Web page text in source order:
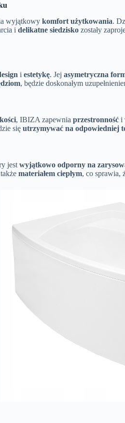
wyjątkowy komfort użytkowania.
i delikatne siedzisko zostały
i estetykę. Jej asymetryczna
, będzie doskonałym
, IBIZA zapewnia przestronność i
się utrzymywać na odpowiedniej
jest wyjątkowo odporny na
materiałem ciepłym, co sprawia,